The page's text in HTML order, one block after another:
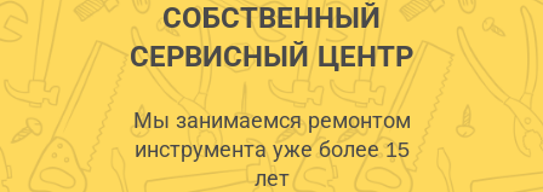
СОБСТВЕННЫЙ
СЕРВИСНЫЙ ЦЕНТР
Мы занимаемся ремонтом
инструмента уже более 15
лет